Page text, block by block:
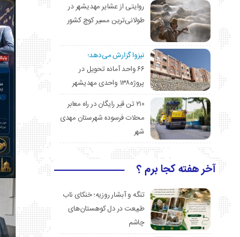
روایتی از عشایر مهدیشهر در
طولانی‌ترین مسیر کوچ کشور
نیزوا گزارش می‌دهد؛
۶۶ واحد آماده تحویل در
پروژه۱۳۸ واحدی مهدیشهر
۲۱۰ تن قیر رایگان در راه معابر
محلات فرسوده شهرستان مهدی
شهر
آخر هفته کجا برم ؟
تنگه و آبشار روزیه؛ خنکای ناب
طبیعت در دل کوهستان‌های
چاشم